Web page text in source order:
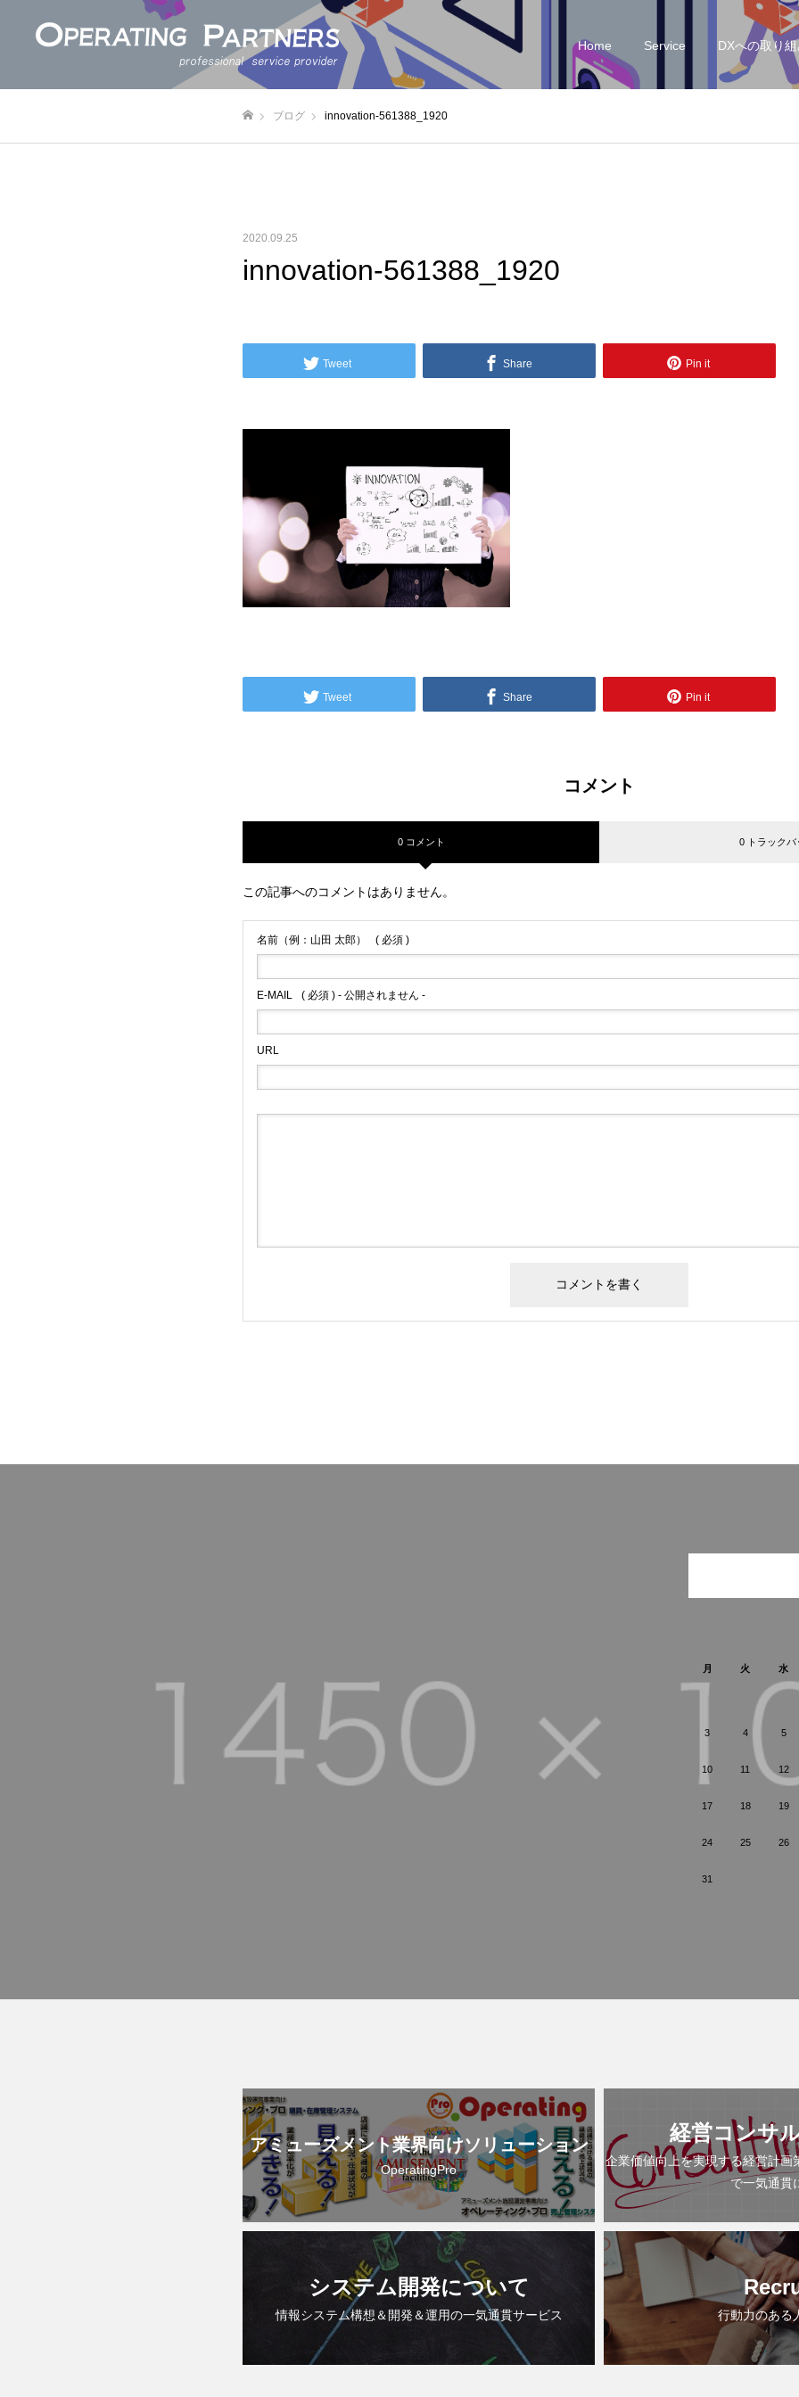
Home Service DXへの取り
ブログ innovation-561388_1920
2020.09.25
innovation-561388_1920
Tweet Share Pin it
Tweet Share Pin it
コメント
0 コメント 0 トラックバ
この記事へのコメントはありません。
名前（例：山田 太郎） ( 必須 )
E-MAIL ( 必須 ) - 公開されません -
URL
月 火 水
3 4 5
10 11 12
17 18 19
24 25 26
31
アミューズメント業界向けソリューション
OperatingPro
経営コンサ
企業価値向上を実現する経営計画
で一気通貫
システム開発について
情報システム構想＆開発＆運用の一気通貫サービス 行動力のある